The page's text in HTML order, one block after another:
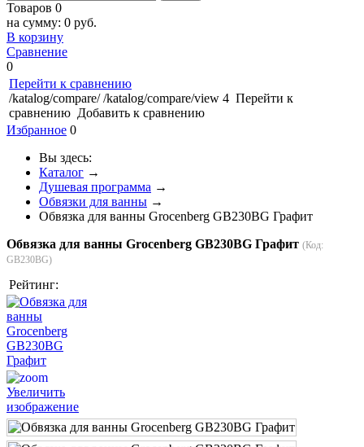
Товаров 0
на сумму: 0 руб.
В корзину
Сравнение
0
Перейти к сравнению
/katalog/compare/ /katalog/compare/view 4 Перейти к
сравнению Добавить к сравнению
Избранное 0
Вы здесь:
Каталог →
Душевая программа →
Обвязки для ванны →
Обвязка для ванны Grocenberg GB230BG Графит
Обвязка для ванны Grocenberg GB230BG Графит (Код:
GB230BG)
Рейтинг:
Увеличить
изображение